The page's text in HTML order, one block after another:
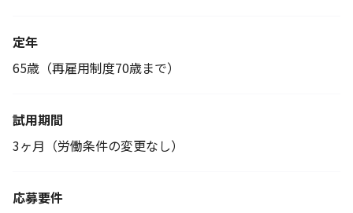
定年
65歳（再雇用制度70歳まで）
試用期間
3ヶ月（労働条件の変更なし）
応募要件